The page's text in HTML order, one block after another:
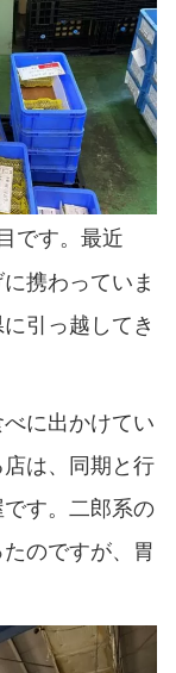
です。最近
携わっていま
引っ越してき
に出かけてい
は、同期と行
す。二郎系の
のですが、胃